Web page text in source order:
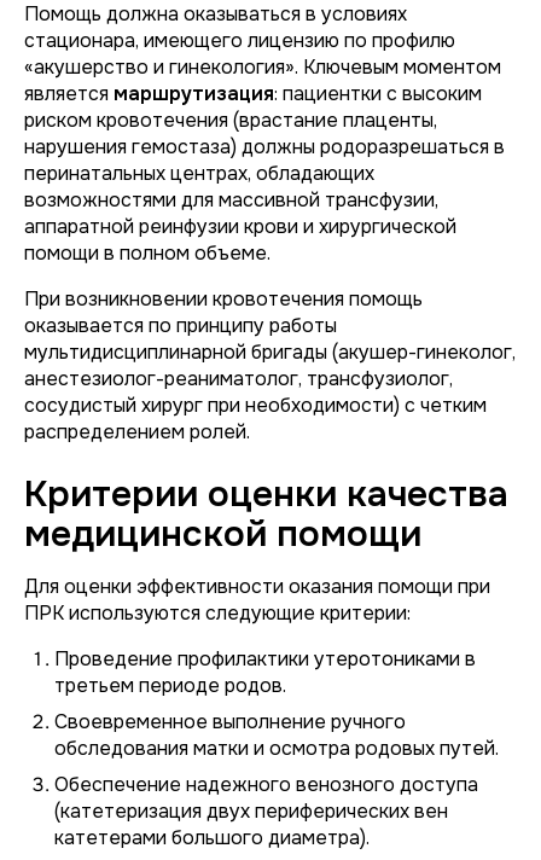
Помощь должна оказываться в условиях
стационара, имеющего лицензию по профилю
«акушерство и гинекология». Ключевым моментом
является маршрутизация: пациентки с высоким
риском кровотечения (врастание плаценты,
нарушения гемостаза) должны родоразрешаться в
перинатальных центрах, обладающих
возможностями для массивной трансфузии,
аппаратной реинфузии крови и хирургической
помощи в полном объеме.
При возникновении кровотечения помощь
оказывается по принципу работы
мультидисциплинарной бригады (акушер-гинеколог,
анестезиолог-реаниматолог, трансфузиолог,
сосудистый хирург при необходимости) с четким
распределением ролей.
Критерии оценки качества
медицинской помощи
Для оценки эффективности оказания помощи при
ПРК используются следующие критерии:
Проведение профилактики утеротониками в
третьем периоде родов.
Своевременное выполнение ручного
обследования матки и осмотра родовых путей.
Обеспечение надежного венозного доступа
(катетеризация двух периферических вен
катетерами большого диаметра).